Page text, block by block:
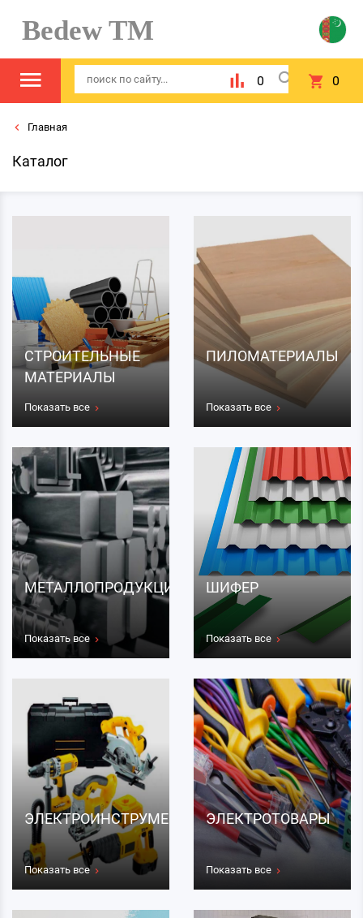
Bedew TM
0 0
Главная
Каталог
СТРОИТЕЛЬНЫЕ
МАТЕРИАЛЫ
Показать все
ПИЛОМАТЕРИАЛЫ
Показать все
МЕТАЛЛОПРОДУКЦИЯ
Показать все
ШИФЕР
Показать все
ЭЛЕКТРОИНСТРУМЕНТЫ
Показать все
ЭЛЕКТРОТОВАРЫ
Показать все